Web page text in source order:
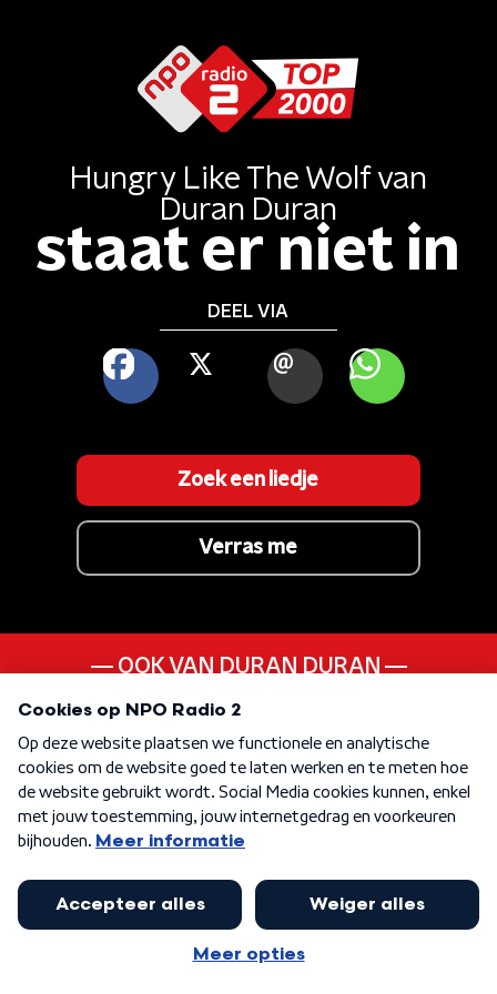
Hungry Like The Wolfvan
Duran Duran
staat er niet in
DEEL VIA
FACEBOOK
X MAIL WHATSAPP
Zoek een liedje
Verras me
OOK VAN DURAN DURAN
A View To A Kill
ANDER LIEDJE UIT DE
80s
KEN JE DEZE NOG
Lovin' You